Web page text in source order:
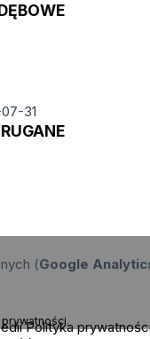
31
(Google
.
Polityka